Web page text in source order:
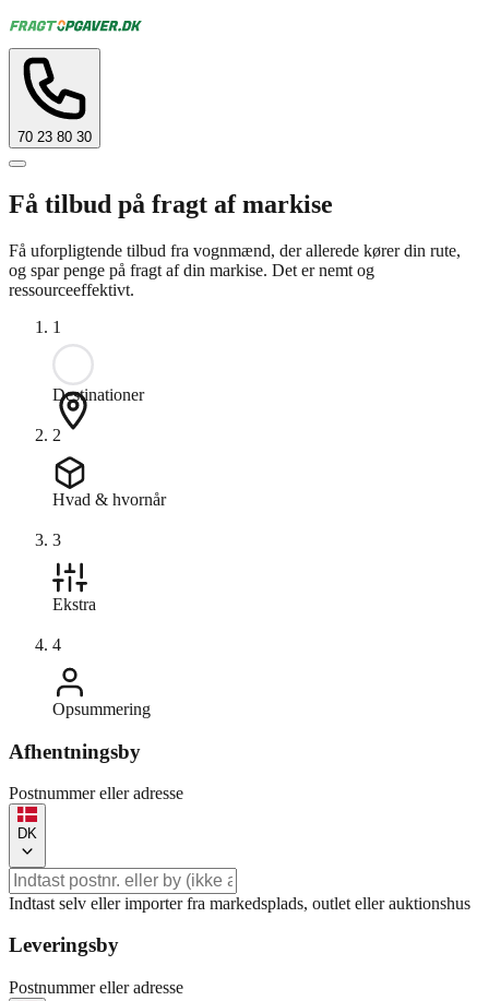
70 23 80 30
Få tilbud på fragt af markise
Få uforpligtende tilbud fra vognmænd, der allerede kører din rute,
og spar penge på fragt af din markise. Det er nemt og
ressourceeffektivt.
1
Destinationer
2
Hvad & hvornår
3
Ekstra
4
Opsummering
Afhentningsby
Postnummer eller adresse
DK
Indtast selv eller importer fra markedsplads, outlet eller auktionshus
Leveringsby
Postnummer eller adresse